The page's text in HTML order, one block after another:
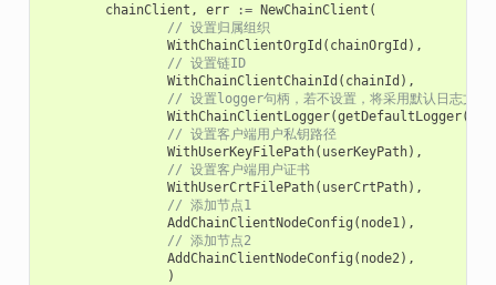
chainClient , err := NewChainClient (
// 设置归属组织
WithChainClientOrgId ( chainOrgId ),
// 设置链ID
WithChainClientChainId ( chainId ),
// 设置logger句柄，若不设置，将采用默认日志文件
WithChainClientLogger(getDefaultLogger()),
// 设置客户端用户私钥路径
WithUserKeyFilePath( userKeyPath),
// 设置客户端用户证书
WithUserCrtFilePath( userCrtPath),
// 添加节点1
AddChainClientNodeConfig ( node1),
// 添加节点2
AddChainClientNodeConfig ( node2),
)